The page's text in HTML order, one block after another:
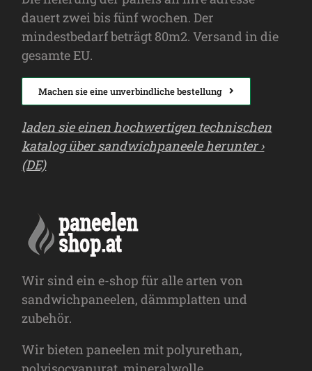
dauert zwei bis fünf wochen. Der
mindestbedarf beträgt 80m2. Versand in die
gesamte EU.
Machen sie eine unverbindliche bestellung
laden sie einen hochwertigen technischen
katalog über sandwichpaneele herunter ›
(DE)
Wir sind ein e-shop für alle arten von
sandwichpaneelen, dämmplatten und
zubehör.
Wir bieten paneelen mit polyurethan,